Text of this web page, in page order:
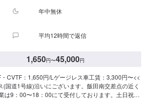
年中無休
平均12時間で返信
1,650円〜45,000円
CVTF：1,650円/Lゲージレス車工賃：3,300円〜<<
(国道1号線)沿いにございます。飯田南交差点の近く
は9：00〜18：00にて受付しております。土日祝の